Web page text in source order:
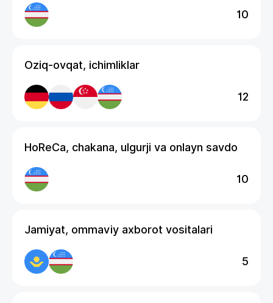
10
Oziq-ovqat, ichimliklar
12
HoReCa, chakana, ulgurji va onlayn savdo
10
Jamiyat, ommaviy axborot vositalari
5